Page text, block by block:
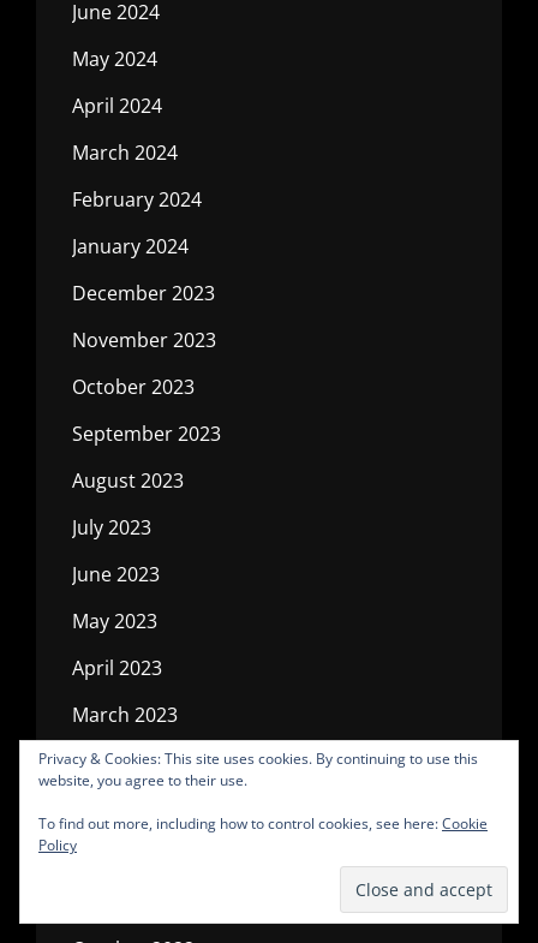
June 2024
May 2024
April 2024
March 2024
February 2024
January 2024
December 2023
November 2023
October 2023
September 2023
August 2023
July 2023
June 2023
May 2023
April 2023
March 2023
February 2023
December 2022
Privacy & Cookies: This site uses cookies. By continuing to use this
website, you agree to their use.
To find out more, including how to control cookies, see here:Cookie
Policy